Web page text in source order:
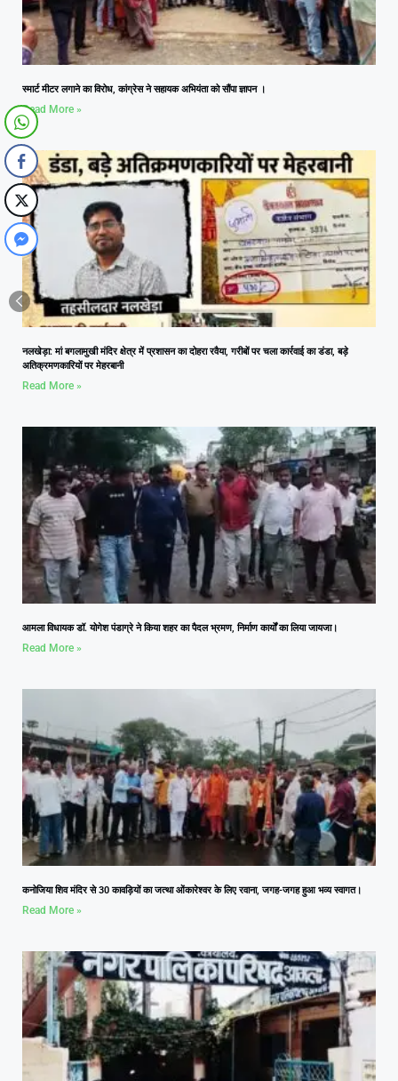
स्मार्ट मीटर लगाने का विरोध, कांग्रेस ने सहायक अभियंता को सौंपा ज्ञापन ।
Read More »
नलखेड़ा: मां बगलामुखी मंदिर क्षेत्र में प्रशासन का दोहरा रवैया, गरीबों पर चला कार्रवाई का डंडा, बड़े
अतिक्रमणकारियों पर मेहरबानी
Read More »
आमला विधायक डॉ. योगेश पंडाग्रे ने किया शहर का पैदल भ्रमण, निर्माण कार्यों का लिया जायजा।
Read More »
कनोजिया शिव मंदिर से 30 कावड़ियों का जत्था ओंकारेश्वर के लिए रवाना, जगह-जगह हुआ भव्य स्वागत।
Read More »